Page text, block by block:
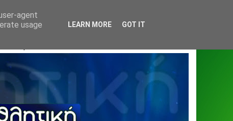
agent
usage
LEARN MORE GOT IT